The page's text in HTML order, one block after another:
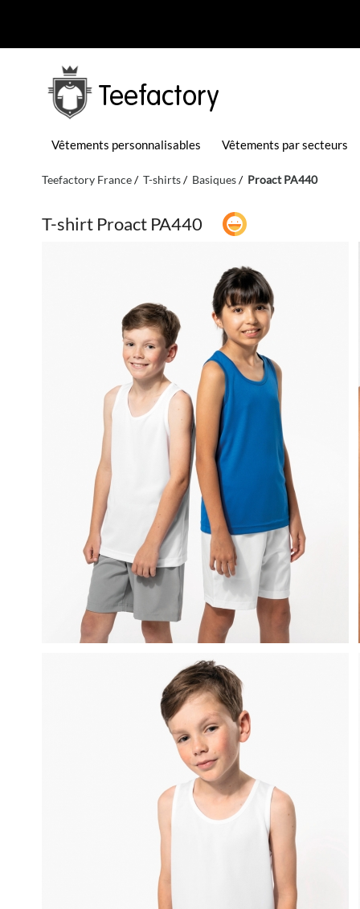
Teefactory
Vêtements personnalisables Vêtements par secteurs
Teefactory France T-shirts Basiques Proact PA440
T-shirt Proact PA440